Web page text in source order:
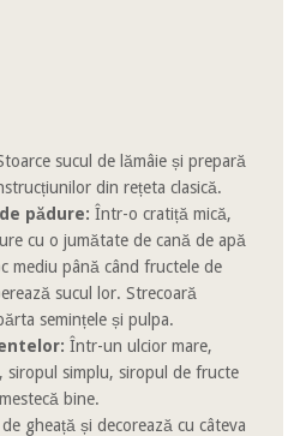
sucul de lămâie și prepară
din rețeta clasică.
pădure: Într-o cratiță mică,
cu o jumătate de cană de apă
mediu până când fructele de
sucul lor. Strecoară
semințele și pulpa.
Într-un ulcior mare,
siropul simplu, siropul de fructe
bine.
gheață și decorează cu câteva